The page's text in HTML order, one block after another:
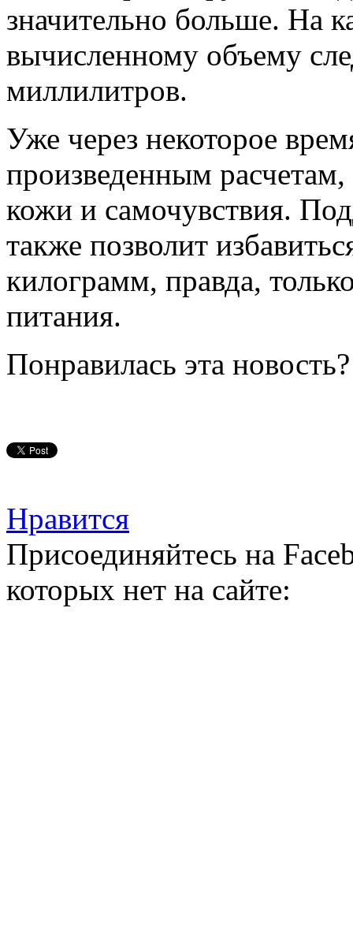
значительно больше. На
вычисленному объему
миллилитров.
Уже через некоторое
произведенным
кожи и самочувствия.
также позволит
килограмм, правда,
питания.
Понравилась эта
Нравится
Присоединяйтесь на
которых нет на сайте: